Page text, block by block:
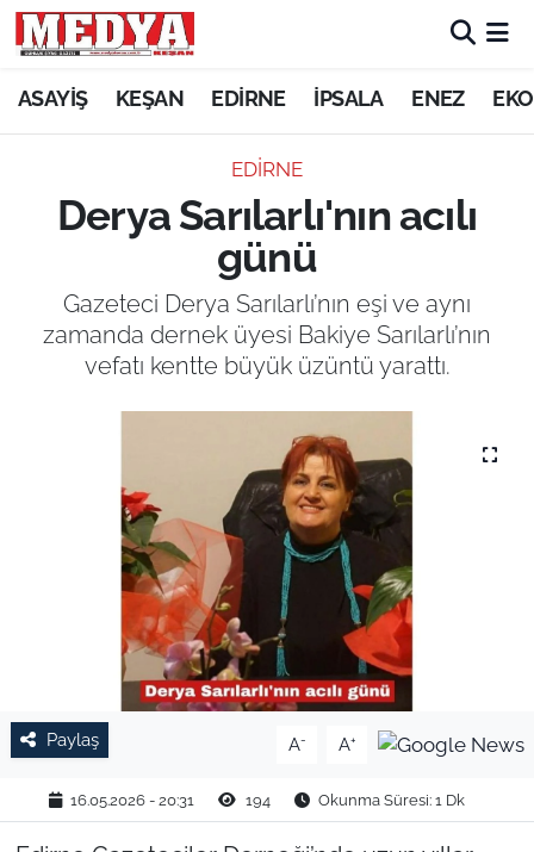
ASAYİŞ KEŞAN EDİRNE İPSALA ENEZ
EDİRNE
Derya Sarılarlı'nın acılı
günü
Gazeteci Derya Sarılarlı’nın eşi ve aynı
zamanda dernek üyesi Bakiye Sarılarlı’nın
vefatı kentte büyük üzüntü yarattı.
Paylaş A- A+
16.05.2026 - 20:31 194 Okunma Süresi: 1 Dk
KEŞAN
ASAYİŞ
GÜNDEM
EĞİTİM
TARIM VE HAYVANCILIK
KÜLTÜR SANAT
RESMİ İLAN
SPOR
YAŞAM